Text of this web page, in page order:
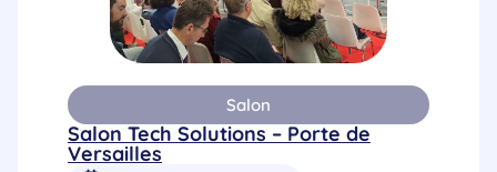
Salon
Salon Tech Solutions – Porte de
Versailles